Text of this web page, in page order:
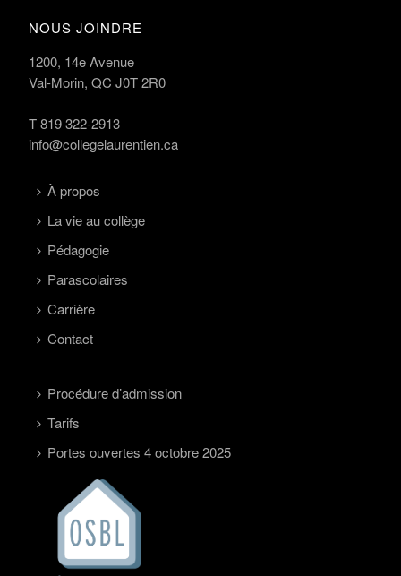
NOUS JOINDRE
1200, 14e Avenue
Val-Morin, QC J0T 2R0
T819 322-2913
info@collegelaurentien.ca
À propos
La vie au collège
Pédagogie
Parascolaires
Carrière
Contact
Procédure d’admission
Tarifs
Portes ouvertes 4 octobre 2025